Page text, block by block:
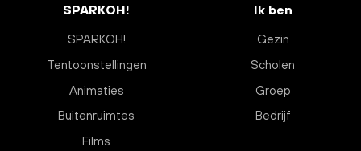
SPARKOH!
SPARKOH!
Tentoonstellingen
Animaties
Buitenruimtes
Films
Ik ben
Gezin
Scholen
Groep
Bedrijf